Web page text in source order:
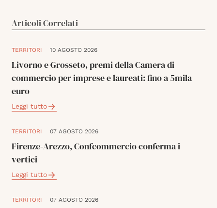
Articoli Correlati
TERRITORI 10 AGOSTO 2026
Livorno e Grosseto, premi della Camera di
commercio per imprese e laureati: fino a 5mila
euro
Leggi tutto
TERRITORI 07 AGOSTO 2026
Firenze-Arezzo, Confcommercio conferma i
vertici
Leggi tutto
TERRITORI 07 AGOSTO 2026